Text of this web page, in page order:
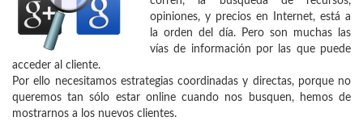
opiniones, y precios en Internet, está a
la orden del día. Pero son muchas las
vías de información por las que puede
acceder al cliente.
Por ello necesitamos estrategias coordinadas y directas, porque no
queremos tan sólo estar online cuando nos busquen, hemos de
mostrarnos a los nuevos clientes.